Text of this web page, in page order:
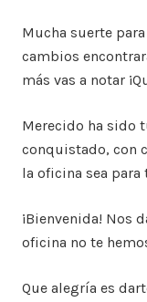
Mucha suerte
cambios
más vas a notar
Merecido ha sido
conquistado, con
la oficina sea
¡Bienvenida! Nos
oficina no te
Que alegría es